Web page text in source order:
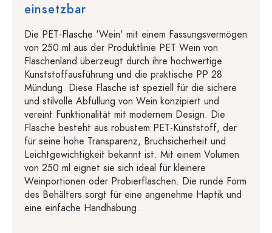
einsetzbar
Die PET-Flasche 'Wein' mit einem Fassungsvermögen
von 250 ml aus der Produktlinie PET Wein von
Flaschenland überzeugt durch ihre hochwertige
Kunststoffausführung und die praktische PP 28
Mündung. Diese Flasche ist speziell für die sichere
und stilvolle Abfüllung von Wein konzipiert und
vereint Funktionalität mit modernem Design. Die
Flasche besteht aus robustem PET-Kunststoff, der
für seine hohe Transparenz, Bruchsicherheit und
Leichtgewichtigkeit bekannt ist. Mit einem Volumen
von 250 ml eignet sie sich ideal für kleinere
Weinportionen oder Probierflaschen. Die runde Form
des Behälters sorgt für eine angenehme Haptik und
eine einfache Handhabung.